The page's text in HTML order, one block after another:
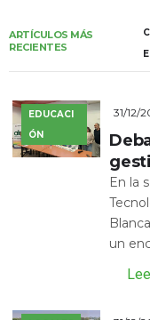
ARTÍCULOS MÁS
RECIENTES
EDUCACI
ÓN
31/12/
En la
un